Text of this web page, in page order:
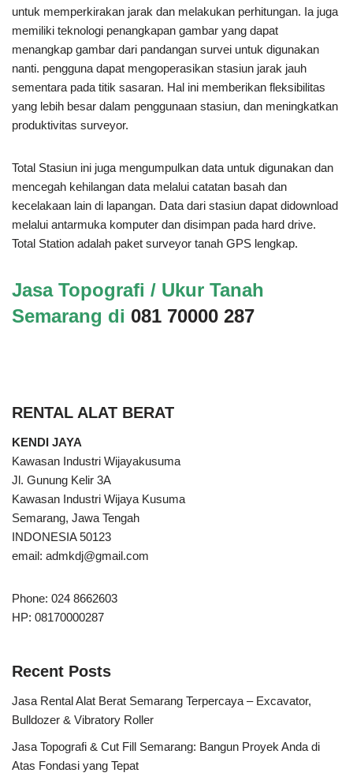
untuk memperkirakan jarak dan melakukan perhitungan. Ia juga
memiliki teknologi penangkapan gambar yang dapat
menangkap gambar dari pandangan survei untuk digunakan
nanti. pengguna dapat mengoperasikan stasiun jarak jauh
sementara pada titik sasaran. Hal ini memberikan fleksibilitas
yang lebih besar dalam penggunaan stasiun, dan meningkatkan
produktivitas surveyor.
Total Stasiun ini juga mengumpulkan data untuk digunakan dan
mencegah kehilangan data melalui catatan basah dan
kecelakaan lain di lapangan. Data dari stasiun dapat didownload
melalui antarmuka komputer dan disimpan pada hard drive.
Total Station adalah paket surveyor tanah GPS lengkap.
Jasa Topografi / Ukur Tanah
Semarang di 081 70000 287
RENTAL ALAT BERAT
KENDI JAYA
Kawasan Industri Wijayakusuma
Jl. Gunung Kelir 3A
Kawasan Industri Wijaya Kusuma
Semarang, Jawa Tengah
INDONESIA 50123
email: admkdj@gmail.com
Phone: 024 8662603
HP: 08170000287
Recent Posts
Jasa Rental Alat Berat Semarang Terpercaya – Excavator,
Bulldozer & Vibratory Roller
Jasa Topografi & Cut Fill Semarang: Bangun Proyek Anda di
Atas Fondasi yang Tepat